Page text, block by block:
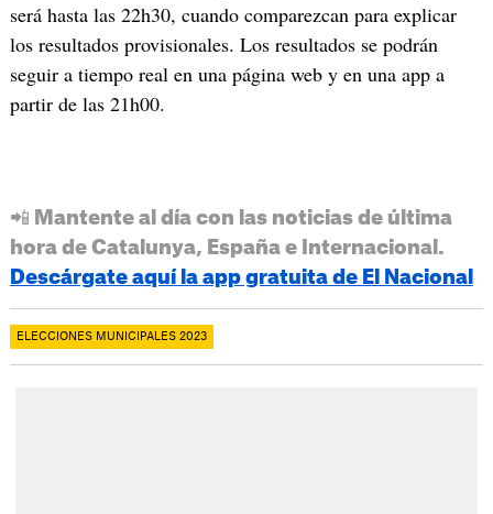
será hasta las 22h30, cuando comparezcan para explicar
los resultados provisionales. Los resultados se podrán
seguir a tiempo real en una página web y en una app a
partir de las 21h00.
📲 Mantente al día con las noticias de última
hora de Catalunya, España e Internacional.
Descárgate aquí la app gratuita de El Nacional
ELECCIONES MUNICIPALES 2023